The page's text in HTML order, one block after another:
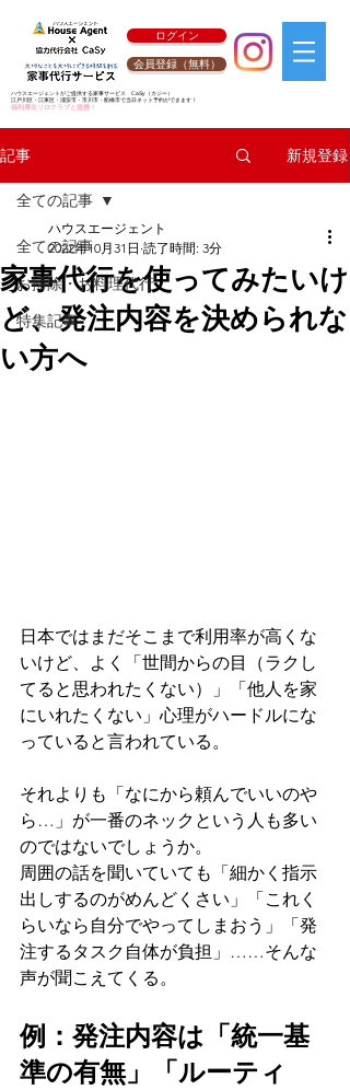
ログイン
会員登録（無料）
ハウスエージェントがご提供する家事サービス CaSy （カジー）
江戸川区・江東区・浦安市・市川市・船橋市で当日ネット予約ができます！
福利厚生リロクラブと提携！
記事 新規登録
全ての記事
お掃除・お料理代行
特集記事
全ての記事
家事代行を使ってみたいけ
ど、発注内容を決められな
い方へ
ハウスエージェント
2022年10月31日 読了時間: 3分
日本ではまだそこまで利用率が高くな
いけど、よく「世間からの目（ラクし
てると思われたくない）」「他人を家
にいれたくない」心理がハードルにな
っていると言われている。
それよりも「なにから頼んでいいのや
ら…」が一番のネックという人も多い
のではないでしょうか。
周囲の話を聞いていても「細かく指示
出しするのがめんどくさい」「これく
らいなら自分でやってしまおう」「発
注するタスク自体が負担」……そんな
声が聞こえてくる。
例：発注内容は「統一基
準の有無」「ルーティ